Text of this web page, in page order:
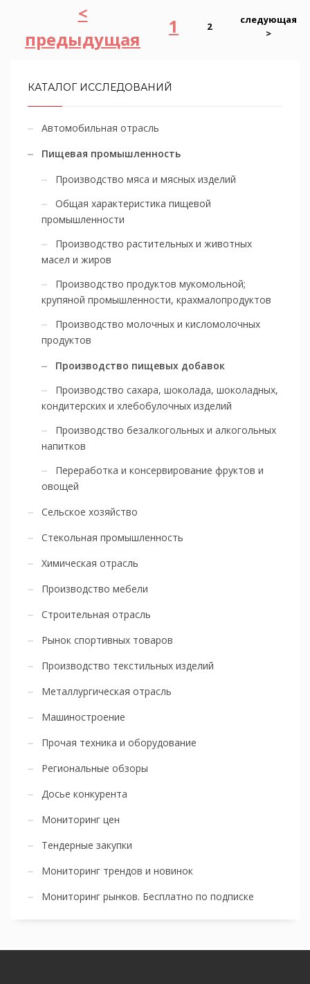
<
предыдущая
1 2
следующая
>
КАТАЛОГ ИССЛЕДОВАНИЙ
Автомобильная отрасль
Пищевая промышленность
Производство мяса и мясных изделий
Общая характеристика пищевой
промышленности
Производство растительных и животных
масел и жиров
Производство продуктов мукомольной;
крупяной промышленности, крахмалопродуктов
Производство молочных и кисломолочных
продуктов
Производство пищевых добавок
Производство сахара, шоколада, шоколадных,
кондитерских и хлебобулочных изделий
Производство безалкогольных и алкогольных
напитков
Переработка и консервирование фруктов и
овощей
Сельское хозяйство
Стекольная промышленность
Химическая отрасль
Производство мебели
Строительная отрасль
Рынок спортивных товаров
Производство текстильных изделий
Металлургическая отрасль
Машиностроение
Прочая техника и оборудование
Региональные обзоры
Досье конкурента
Мониторинг цен
Тендерные закупки
Мониторинг трендов и новинок
Мониторинг рынков. Бесплатно по подписке